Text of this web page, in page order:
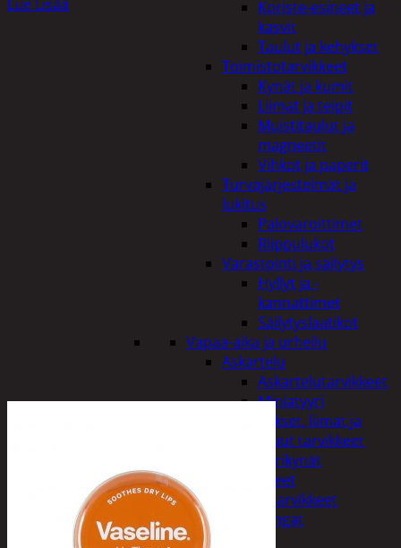
Koriste-esineet ja
kasvit
Taulut ja kehykset
Toimistotarvikkeet
Kynät ja kumit
Liimat ja teipit
Muistitaulut ja
magneetit
Vihkot ja paperit
Turvajärjestelmät ja
lukitus
Palovaroittimet
Riippulukot
Varastointi ja säilytys
Hyllyt ja -
kannattimet
Säilytyslaatikot
Vapaa-aika ja urheilu
Askartelu
Askartelutarvikkeet
Miniatyyri
Sakset, liimat ja
muut tarvikkeet
Värikynät
Harrasteet
Käsityötarvikkeet
Langat
Lue Lisää